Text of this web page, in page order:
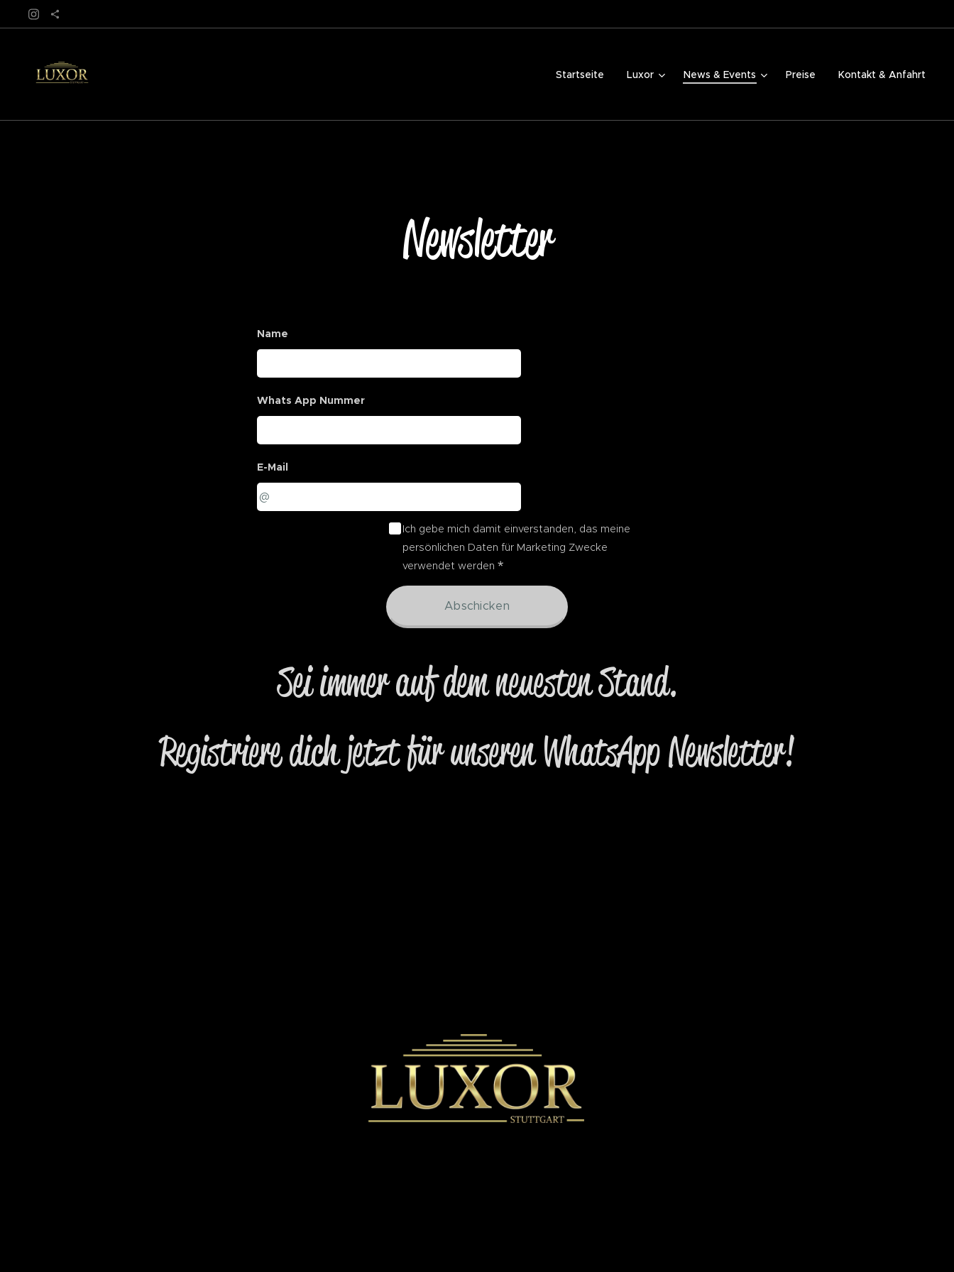
Startseite Luxor News & Events Preise Kontakt & Anfahrt
Newsletter
Name
Whats App Nummer
E-Mail
Ich gebe mich damit einverstanden, das meine
persönlichen Daten für Marketing Zwecke
verwendet werden
Abschicken
Sei immer auf dem neuesten Stand.
Registriere dich jetzt für unseren WhatsApp Newsletter!